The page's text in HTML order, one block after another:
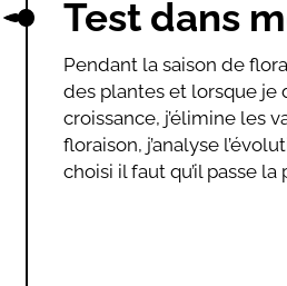
Test dans
Pendant la saison de
des plantes et lorsque
croissance, j’élimine les
floraison, j’analyse
choisi il faut qu’il passe la